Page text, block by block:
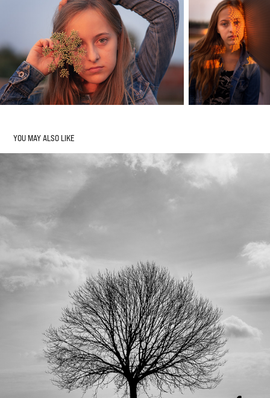
YOU MAY ALSO LIKE
KLEUR WORDT ZO OVERGEWAARDEERD